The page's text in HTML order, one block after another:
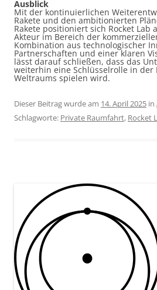
Ausblick
Mit der kontinuierlichen
Rakete und den ambitionierten
Rakete positioniert sich Rocket Lab
Akteur im Bereich der
Kombination aus technologischer
Partnerschaften und einer klaren
lässt darauf schließen, dass das
weiterhin eine Schlüsselrolle in der
Weltraums spielen wird.
Dieser Beitrag wurde am 14. April 2025 in
Schlagworte: Private Raumfahrt, Rocket